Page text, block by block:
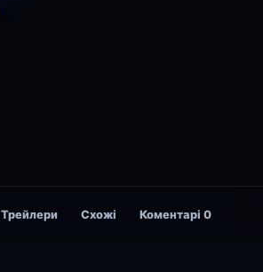
Трейлери Схожі Коментарі 0